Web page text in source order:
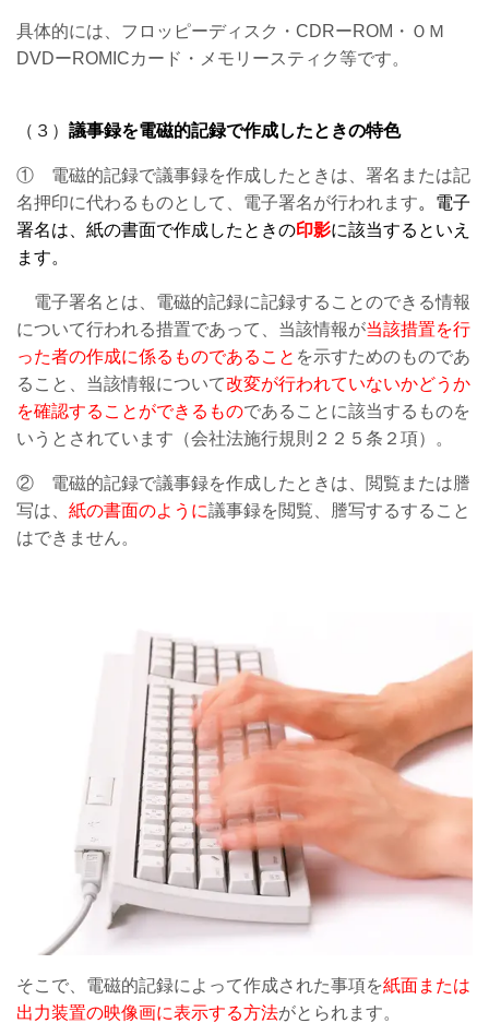
具体的には、フロッピーディスク・CDRーROM・ＯＭ
DVDーROMICカード・メモリースティク等です。
（３） 議事録を電磁的記録で作成したときの特色
① 電磁的記録で議事録を作成したときは、署名または記
名押印に代わるものとして、電子署名が行われます。 電子
署名は、紙の書面で作成したときの印影に該当するといえ
ます。
電子署名とは、電磁的記録に記録することのできる情報
について行われる措置であって、当該情報が当該措置を行
った者の作成に係るものであること を示すためのものであ
ること、当該情報について改変が行われていないかどうか
を確認することができるものであることに該当するものを
いうとされています（会社法施行規則２２５条２項）。
② 電磁的記録で議事録を作成したときは、閲覧または謄
写は、 紙の書面のように議事録を閲覧、謄写するすること
はできません。
そこで、電磁的記録によって作成された事項を紙面または
出力装置の映像画に表示する方法がとられます。